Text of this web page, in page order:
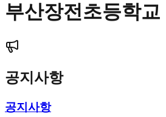
부산장전초등학교
공지사항
공지사항